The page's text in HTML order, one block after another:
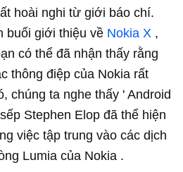
hoài nghi từ giới báo chí.
buổi giới thiệu về Nokia X ,
có thể đã nhận thấy rằng
thông điệp của Nokia rất
chúng ta nghe thấy ' Android
Stephen Elop đã thể hiện
việc tập trung vào các dịch
Lumia của Nokia .